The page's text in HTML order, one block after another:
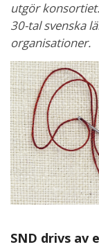
utgör
30-tal svenska
organisationer.
SND drivs